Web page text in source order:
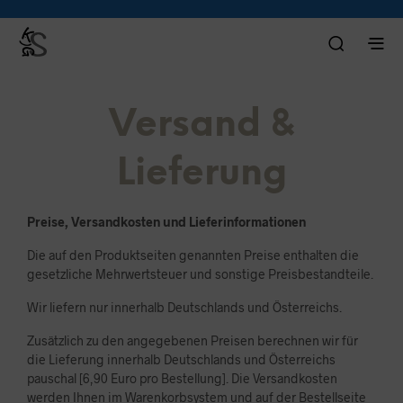
Versand &
Lieferung
Preise, Versandkosten und Lieferinformationen
Die auf den Produktseiten genannten Preise enthalten die
gesetzliche Mehrwertsteuer und sonstige Preisbestandteile.
Wir liefern nur innerhalb Deutschlands und Österreichs.
Zusätzlich zu den angegebenen Preisen berechnen wir für
die Lieferung innerhalb Deutschlands und Österreichs
pauschal [6,90 Euro pro Bestellung]. Die Versandkosten
werden Ihnen im Warenkorbsystem und auf der Bestellseite